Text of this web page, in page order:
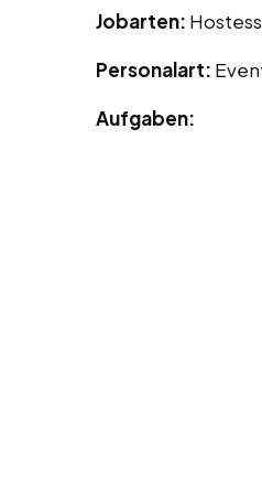
Jobarten:
Personalart:
Aufgaben: